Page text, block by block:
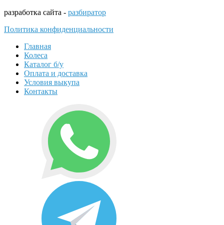
разработка сайта - разбиратор
Политика конфиденциальности
Главная
Колеса
Каталог б/у
Оплата и доставка
Условия выкупа
Контакты